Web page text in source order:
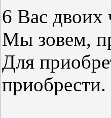
6 Вас двоих
Мы зовем,
Для
приобрести.